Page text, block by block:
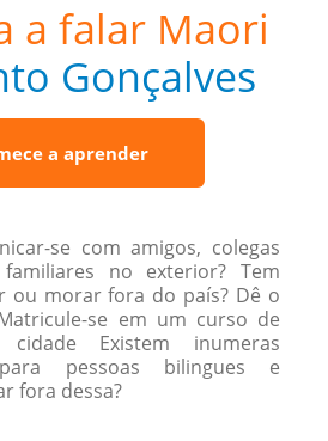
a falar Maori
Gonçalves
a aprender
se com amigos, colegas
no exterior? Tem
ou morar fora do país? Dê o
se em um curso de
Existem inumeras
pessoas bilingues e
fora dessa?